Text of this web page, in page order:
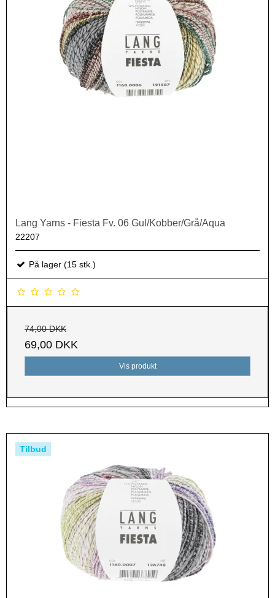
Lang Yarns - Fiesta Fv. 06 Gul/Kobber/Grå/Aqua
22207
På lager (15 stk.)
74,00 DKK
69,00 DKK
Vis produkt
Tilbud